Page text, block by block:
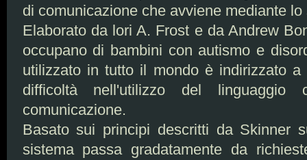
di comunicazione che avviene mediante
Elaborato da lori A. Frost e da Andrew
occupano di bambini con autismo e
utilizzato in tutto il mondo è indirizzato
difficoltà nell'utilizzo del linguaggio
comunicazione.
Basato sui principi descritti da Skinner
sistema passa gradatamente da